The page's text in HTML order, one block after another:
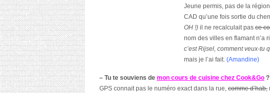
Jeune permis, pas de la
CAD qu’une fois sortie du
OH !) il ne recalculait pas ce
nom des villes en flamant n’a
c’est Rijsel, comment veux-tu
mais je l’ai fait. (Amandine)
– Tu te souviens de mon cours de cuisine chez Cook&Go ?
GPS connait pas le numéro exact dans la rue, comme d’hab,